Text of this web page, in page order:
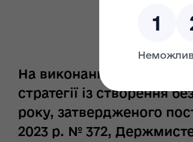
На виконання плану
стратегії із створення
року, затвердженого
2023 р. № 372,